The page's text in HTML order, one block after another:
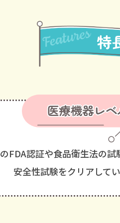
FDA認証や食品衛生法の試
安全性試験をクリアして